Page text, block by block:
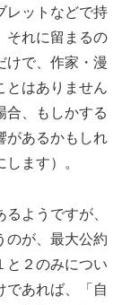
レットなどで持
それに留まるの
けで、作家・漫
とはありません
合、もしかする
があるかもしれ
ます）。
ようですが、
のが、最大公約
と２のみについ
であれば、「自